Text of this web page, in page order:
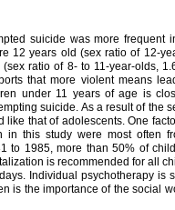
suicide was more frequent
12 years old (sex ratio of 12-
ratio of 8- to 11-year-olds,
that more violent means
under 11 years of age is
suicide. As a result of the
that of adolescents. One
in this study were most often
to 1985, more than 50% of
is recommended for all
Individual psychotherapy is
is the importance of the social